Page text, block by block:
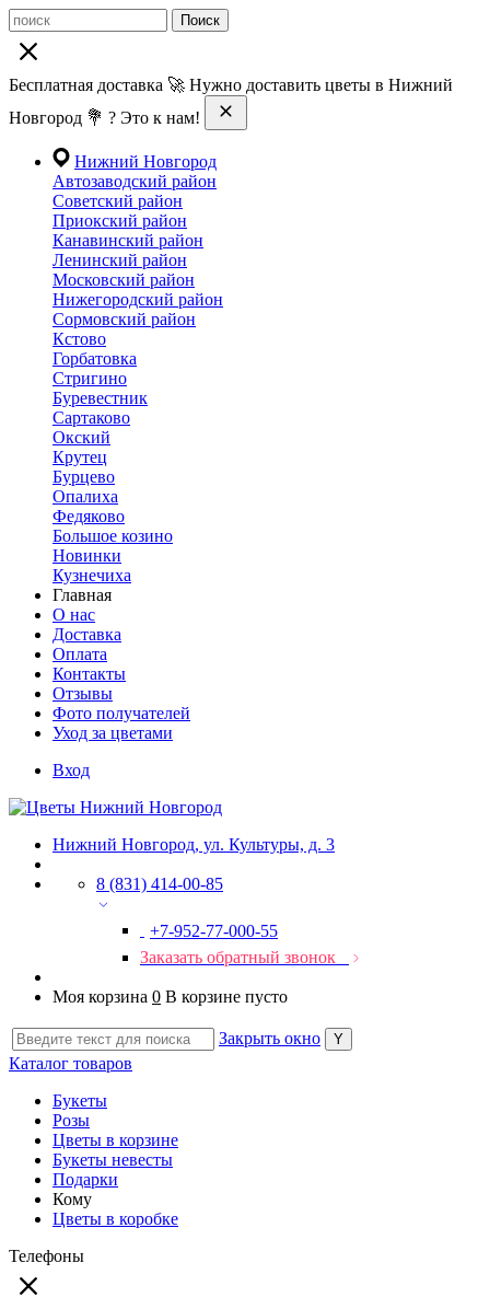
Поиск
Бесплатная доставка 🚀 Нужно доставить цветы в Нижний
Новгород 💐 ? Это к нам!
Нижний Новгород
Автозаводский район
Советский район
Приокский район
Канавинский район
Ленинский район
Московский район
Нижегородский район
Сормовский район
Кстово
Горбатовка
Стригино
Буревестник
Сартаково
Окский
Крутец
Бурцево
Опалиха
Федяково
Большое козино
Новинки
Кузнечиха
Главная
О нас
Доставка
Оплата
Контакты
Отзывы
Фото получателей
Уход за цветами
Вход
Нижний Новгород, ул. Культуры, д. 3
8 (831) 414-00-85
+7-952-77-000-55
Заказать обратный звонок
Моя корзина 0 В корзине пусто
Закрыть окно
Каталог товаров
Букеты
Розы
Цветы в корзине
Букеты невесты
Подарки
Кому
Цветы в коробке
Телефоны